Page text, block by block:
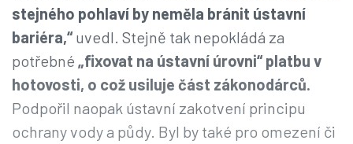
stejného pohlaví by neměla bránit ústavní
bariéra,“ uvedl. Stejně tak nepokládá za
potřebné „fixovat na ústavní úrovni“ platbu v
hotovosti, o což usiluje část zákonodárců.
Podpořil naopak ústavní zakotvení principu
ochrany vody a půdy. Byl by také pro omezení či